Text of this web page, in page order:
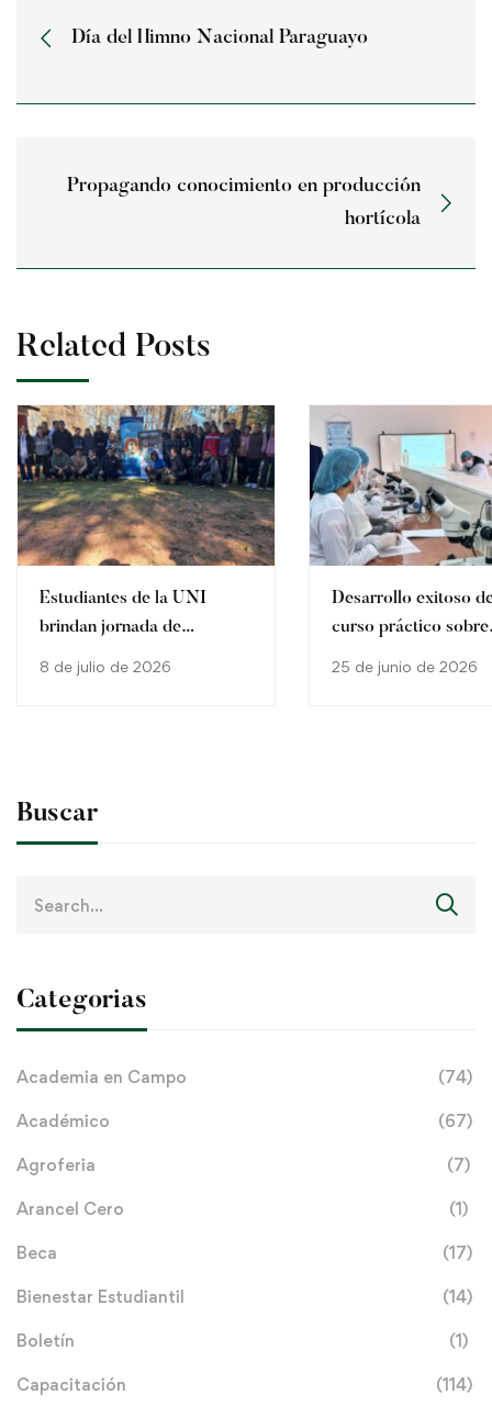
Día del Himno Nacional Paraguayo
Propagando conocimiento en producción
hortícola
Related Posts
Estudiantes de la UNI
brindan jornada de
8 de julio de 2026
Desarrollo exitoso
curso práctico sobre
25 de junio de 2026
Buscar
Categorias
Academia en Campo (74)
Académico (67)
Agroferia (7)
Arancel Cero (1)
Beca (17)
Bienestar Estudiantil (14)
Boletín (1)
Capacitación (114)